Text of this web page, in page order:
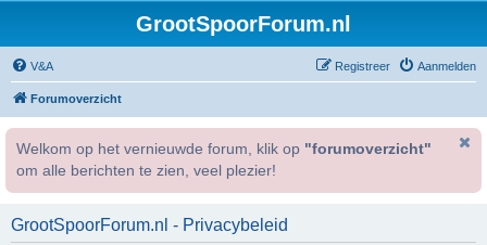
GrootSpoorForum.nl
V&A Aanmelden
Registreer
Forumoverzicht
Welkom op het vernieuwde forum, klik op "forumoverzicht"
om alle berichten te zien, veel plezier!
GrootSpoorForum.nl - Privacybeleid